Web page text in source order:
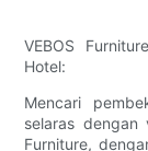
VEBOS
Hotel:
Mencari
selaras dengan
Furniture,